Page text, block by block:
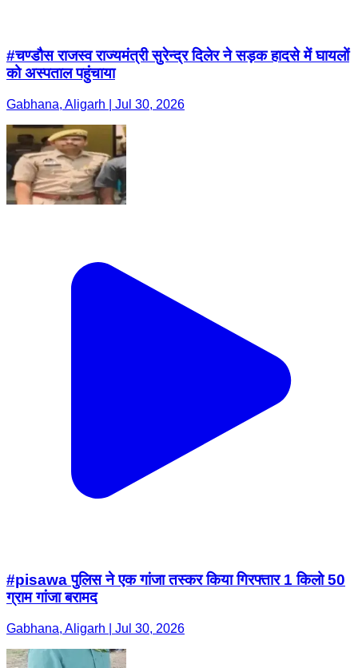
#चण्डौस राजस्व राज्यमंत्री सुरेन्द्र दिलेर ने सड़क हादसे में घायलों
को अस्पताल पहुंचाया
Gabhana, Aligarh | Jul 30, 2026
#pisawa पुलिस ने एक गांजा तस्कर किया गिरफ्तार 1 किलो 50
ग्राम गांजा बरामद
Gabhana, Aligarh | Jul 30, 2026